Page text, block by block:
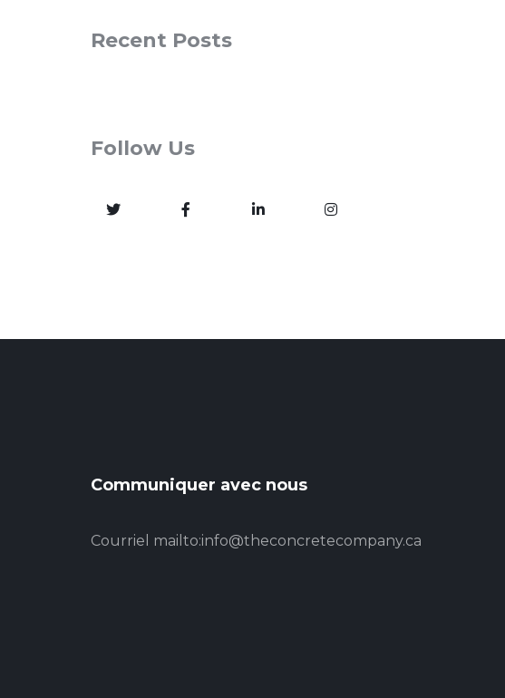
Recent Posts
Follow Us
Communiquer avec nous
Courriel mailto:info@theconcretecompany.ca